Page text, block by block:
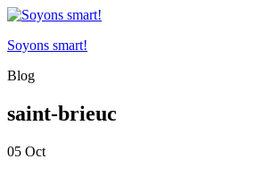
Soyons smart!
Blog
saint-brieuc
05 Oct